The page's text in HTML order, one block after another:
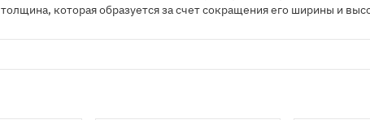
толщина, которая образуется за счет сокращения его ширины и